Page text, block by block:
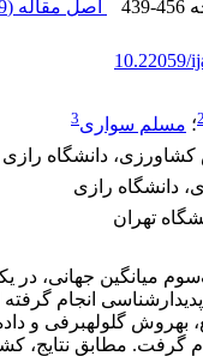
439-456 اصل مقاله (
10.22059/
2؛ مسلم سواری3
دانشگاه رازی
دانشگاه رازی
تهران
یک‌سوم میانگین
انجام
به­روش گلوله­برفی و
گرفت. مطابق